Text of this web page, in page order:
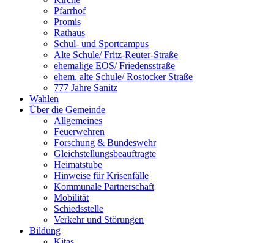
Pfarrhof
Promis
Rathaus
Schul- und Sportcampus
Alte Schule/ Fritz-Reuter-Straße
ehemalige EOS/ Friedensstraße
ehem. alte Schule/ Rostocker Straße
777 Jahre Sanitz
Wahlen
Über die Gemeinde
Allgemeines
Feuerwehren
Forschung & Bundeswehr
Gleichstellungsbeauftragte
Heimatstube
Hinweise für Krisenfälle
Kommunale Partnerschaft
Mobilität
Schiedsstelle
Verkehr und Störungen
Bildung